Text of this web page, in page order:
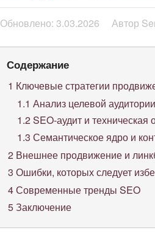
Обновлено: 3.03.2026 Автор
Содержание
1 Ключевые стратегии
1.1 Анализ целевой
1.2SEO-аудит и техническая
1.3 Семантическое ядро и
2 Внешнее продвижение и
3 Ошибки, которых следует
4Современные тренды SEO
5Заключение